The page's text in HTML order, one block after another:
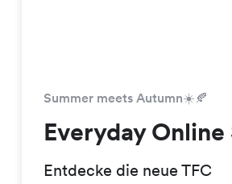
Summer meets Autumn☀️🍂
Everyday Online
Entdecke die neue TFC